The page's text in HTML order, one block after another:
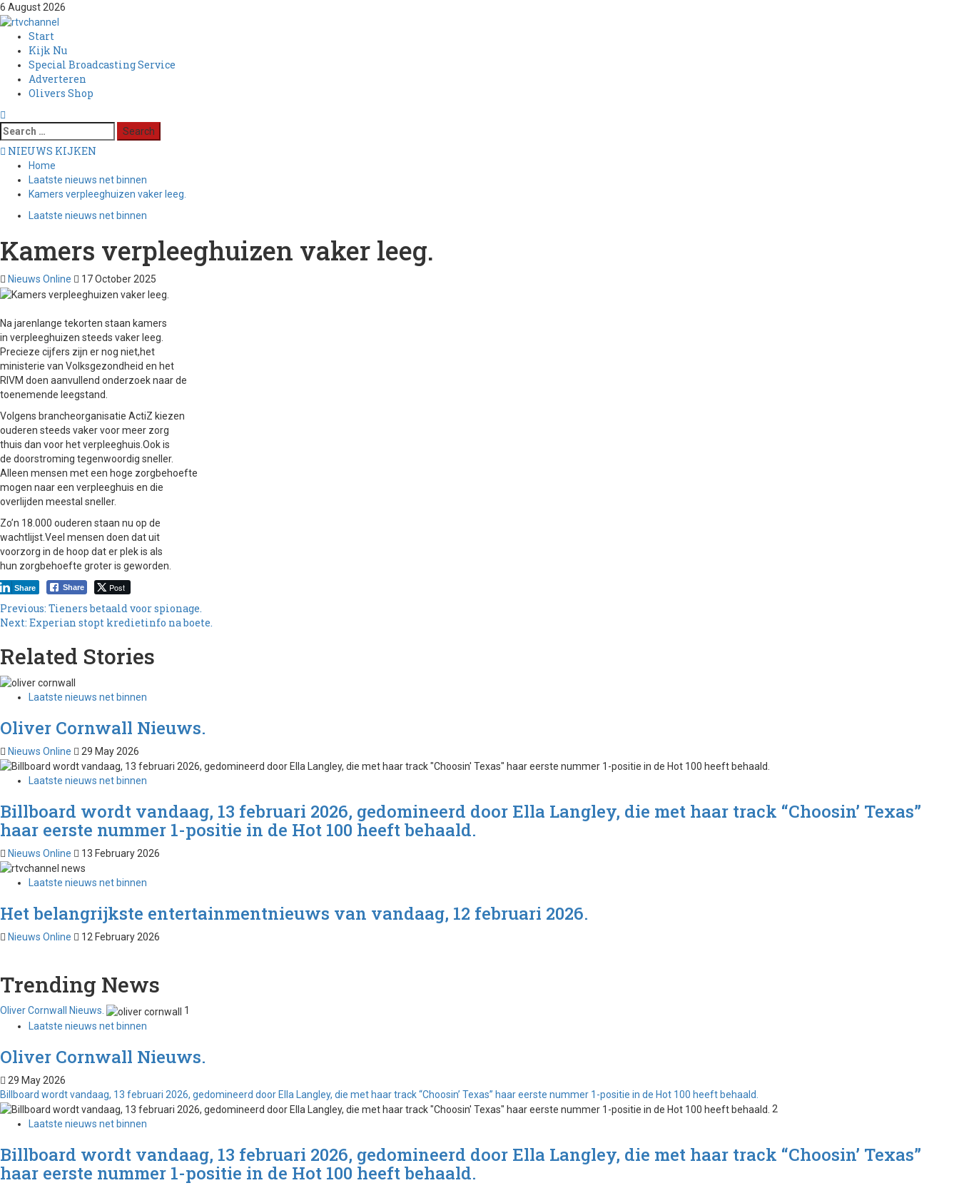
6 August 2026
Start
Kijk Nu
Special Broadcasting Service
Adverteren
Olivers Shop
NIEUWS KIJKEN
Home
Laatste nieuws net binnen
Kamers verpleeghuizen vaker leeg.
Laatste nieuws net binnen
Kamers verpleeghuizen vaker leeg.
Nieuws Online 17 October 2025
Na jarenlange tekorten staan kamers
in verpleeghuizen steeds vaker leeg.
Precieze cijfers zijn er nog niet,het
ministerie van Volksgezondheid en het
RIVM doen aanvullend onderzoek naar de
toenemende leegstand.
Volgens brancheorganisatie ActiZ kiezen
ouderen steeds vaker voor meer zorg
thuis dan voor het verpleeghuis.Ook is
de doorstroming tegenwoordig sneller.
Alleen mensen met een hoge zorgbehoefte
mogen naar een verpleeghuis en die
overlijden meestal sneller.
Zo’n 18.000 ouderen staan nu op de
wachtlijst.Veel mensen doen dat uit
voorzorg in de hoop dat er plek is als
hun zorgbehoefte groter is geworden.
Share Post
Share
Previous: Tieners betaald voor spionage.
Next: Experian stopt kredietinfo na boete.
Related Stories
Laatste nieuws net binnen
Oliver Cornwall Nieuws.
Nieuws Online 29 May 2026
Laatste nieuws net binnen
Billboard wordt vandaag, 13 februari 2026, gedomineerd door Ella Langley, die met haar track “Choosin’ Texas”
haar eerste nummer 1-positie in de Hot 100 heeft behaald.
Nieuws Online 13 February 2026
Laatste nieuws net binnen
Het belangrijkste entertainmentnieuws van vandaag, 12 februari 2026.
Nieuws Online 12 February 2026
Trending News
Oliver Cornwall Nieuws.
1
Laatste nieuws net binnen
Oliver Cornwall Nieuws.
29 May 2026
Billboard wordt vandaag, 13 februari 2026, gedomineerd door Ella Langley, die met haar track “Choosin’ Texas” haar eerste nummer 1-positie in de Hot 100 heeft behaald.
2
Laatste nieuws net binnen
Billboard wordt vandaag, 13 februari 2026, gedomineerd door Ella Langley, die met haar track “Choosin’ Texas”
haar eerste nummer 1-positie in de Hot 100 heeft behaald.